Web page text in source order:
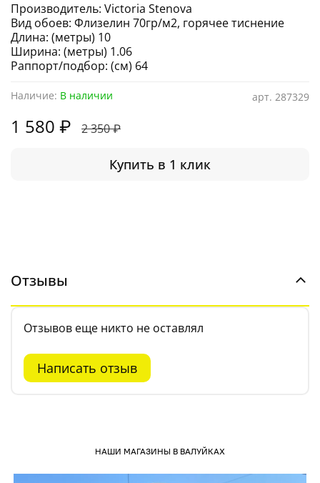
арт. 287329
Наличие: В наличии
1 580 ₽ 2 350 ₽
Купить в 1 клик
Производитель: Victoria Stenova
Вид обоев: Флизелин 70гр/м2, горячее тиснение
Длина: (метры) 10
Ширина: (метры) 1.06
Раппорт/подбор: (см) 64
Отзывы
Отзывов еще никто не оставлял
Написать отзыв
НАШИ МАГАЗИНЫ В ВАЛУЙКАХ